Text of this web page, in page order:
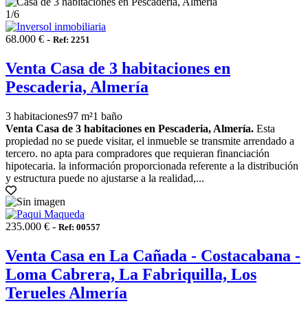
1/6
68.000 € - Ref: 2251
Venta Casa de 3 habitaciones en
Pescaderia, Almería
3 habitaciones97 m²1 baño
Venta Casa de 3 habitaciones en Pescaderia, Almería. Esta
propiedad no se puede visitar, el inmueble se transmite arrendado a
tercero. no apta para compradores que requieran financiación
hipotecaria. la información proporcionada referente a la distribución
y estructura puede no ajustarse a la realidad,...
235.000 € - Ref: 00557
Venta Casa en La Cañada - Costacabana -
Loma Cabrera, La Fabriquilla, Los
Terueles Almería